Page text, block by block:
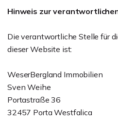
Hinweis zur
Die verantwortliche Stelle für
dieser Website ist:
WeserBergland Immobilien
Sven Weihe
Portastraße 36
32457 Porta Westfalica